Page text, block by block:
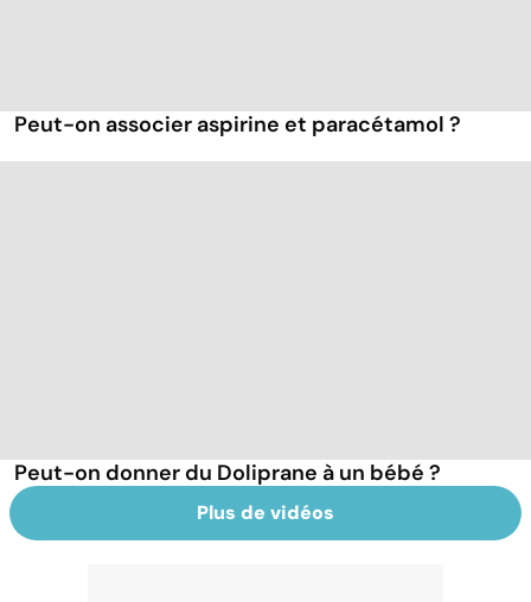
Peut-on associer aspirine et paracétamol ?
Peut-on donner du Doliprane à un bébé ?
Plus de vidéos